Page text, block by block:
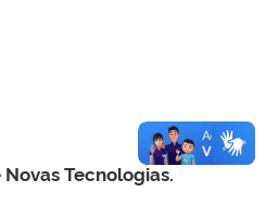
Tecnologias.